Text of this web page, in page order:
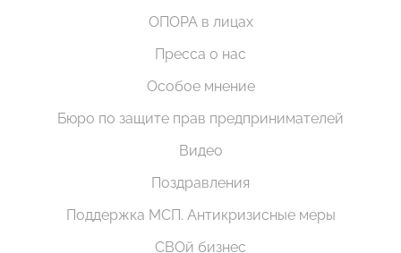
ОПОРА в лицах
Пресса о нас
Особое мнение
Бюро по защите прав предпринимателей
Видео
Поздравления
Поддержка МСП. Антикризисные меры
СВОй бизнес